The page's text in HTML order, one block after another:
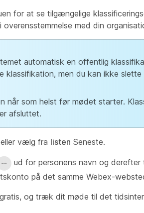
for at se tilgængelige
med din
automatisk en offentlig
men du kan ikke slette
som helst før mødet starter.
afsluttet.
vælg fra listen Seneste.
ud for personens navn og derefter
på det samme Webex-
og træk dit møde til det